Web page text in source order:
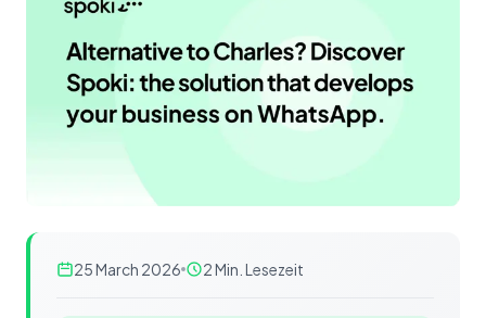
25 March 2026 2 Min. Lesezeit